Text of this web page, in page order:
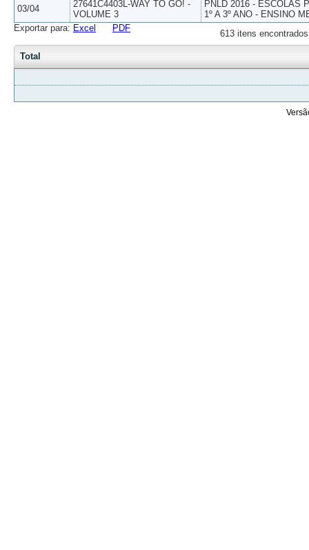
03/04
27641C4403L-WAY TO GO! -
VOLUME 3
PNLD 2016 - ESCOLAS
1º A 3º ANO - ENSINO
613 itens
Exportar para: Excel PDF
Total